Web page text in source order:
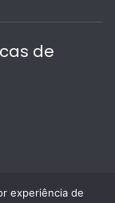
de
experiência de